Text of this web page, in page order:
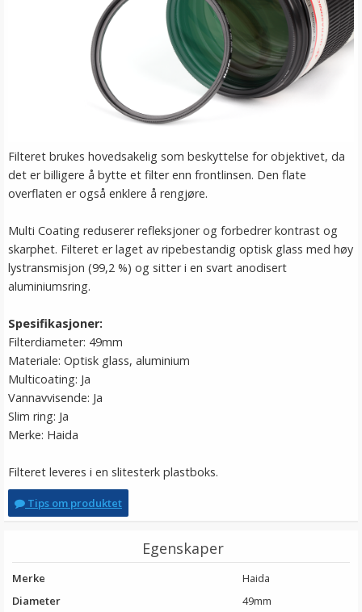
Filteret brukes hovedsakelig som beskyttelse for objektivet, da
det er billigere å bytte et filter enn frontlinsen. Den flate
overflaten er også enklere å rengjøre.
Multi Coating reduserer refleksjoner og forbedrer kontrast og
skarphet. Filteret er laget av ripebestandig optisk glass med høy
lystransmisjon (99,2 %) og sitter i en svart anodisert
aluminiumsring.
Spesifikasjoner:
Filterdiameter: 49mm
Materiale: Optisk glass, aluminium
Multicoating: Ja
Vannavvisende: Ja
Slim ring: Ja
Merke: Haida
Filteret leveres i en slitesterk plastboks.
Tips om produktet
Egenskaper
Merke
Haida
Diameter
49mm